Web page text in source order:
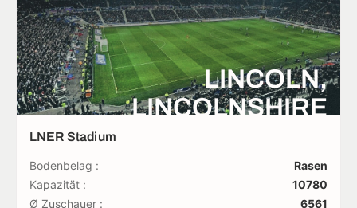
LINCOLN,
LINCOLNSHIRE
LNER Stadium
Bodenbelag :
Rasen
Kapazität :
10780
Ø Zuschauer :
6561